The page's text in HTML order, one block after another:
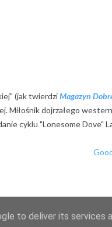
(jak twierdziMagazyn
Miłośnik dojrzałego
cyklu "Lonesome Dove"
to deliver its services